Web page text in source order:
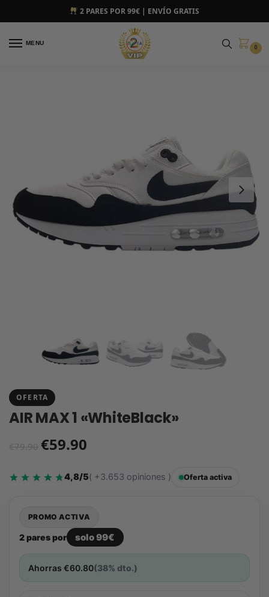
2 PARES POR 99€ | ENVÍO GRATIS
MENU
0
OFERTA
AIR MAX 1 «WhiteBlack»
€79.90 €59.90
4,8/5( +3.653 opiniones ) Oferta activa
PROMO ACTIVA
2 pares por solo 99€
Ahorras €60.80(38% dto.)